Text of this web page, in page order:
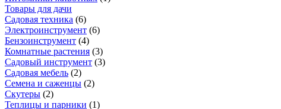
Товары для дачи
Садовая техника (6)
Электроинструмент (6)
Бензоинструмент (4)
Комнатные растения (3)
Садовый инструмент (3)
Садовая мебель (2)
Семена и саженцы (2)
Скутеры (2)
Теплицы и парники (1)